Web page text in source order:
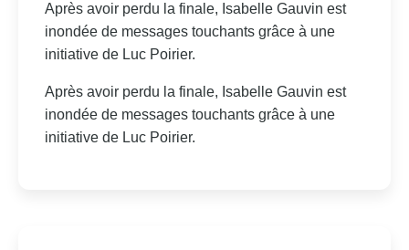
Après avoir perdu la finale, Isabelle Gauvin est
inondée de messages touchants grâce à une
initiative de Luc Poirier.
Après avoir perdu la finale, Isabelle Gauvin est
inondée de messages touchants grâce à une
initiative de Luc Poirier.